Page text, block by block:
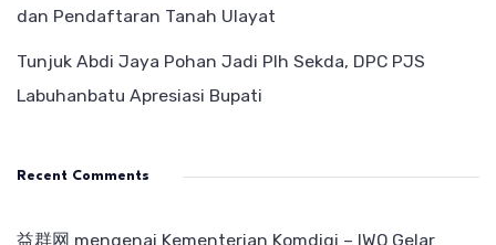
dan Pendaftaran Tanah Ulayat
Tunjuk Abdi Jaya Pohan Jadi Plh Sekda, DPC PJS
Labuhanbatu Apresiasi Bupati
Recent Comments
益群网 mengenai Kementerian Komdigi – IWO Gelar